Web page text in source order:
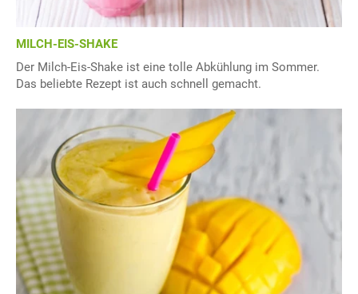
MILCH-EIS-SHAKE
Der Milch-Eis-Shake ist eine tolle Abkühlung im Sommer.
Das beliebte Rezept ist auch schnell gemacht.